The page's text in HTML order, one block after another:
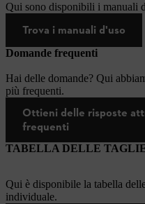
Qui sono disponibili i manuali
Trova i manuali d'uso
Domande frequenti
Hai delle domande? Qui
più frequenti.
Ottieni delle risposte
frequenti
TABELLA DELLE
Qui è disponibile la tabella
individuale.